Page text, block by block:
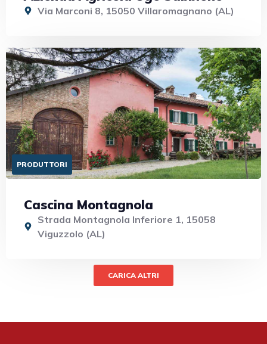
Via Marconi 8, 15050 Villaromagnano (AL)
PRODUTTORI
Cascina Montagnola
Strada Montagnola Inferiore 1, 15058
Viguzzolo (AL)
CARICA ALTRI